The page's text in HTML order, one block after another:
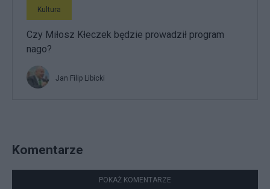
Kultura
Czy Miłosz Kłeczek będzie prowadził program
nago?
Jan Filip Libicki
Komentarze
POKAŻ KOMENTARZE